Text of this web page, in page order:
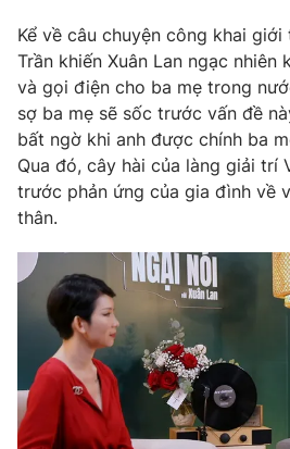
Thị trường
Tư vấn
Lịch phát sóng
Chuyên mục khác
Emagazine
Photo
Video
VTV Money VTV
VTV Sức khoẻ Bất
Kể về câu chuyện công khai giới
Trần khiến Xuân Lan ngạc nhiên
và gọi điện cho ba mẹ trong
sợ ba mẹ sẽ sốc trước vấn đề
bất ngờ khi anh được chính ba
Qua đó, cây hài của làng giải trí
trước phản ứng của gia đình về
thân.